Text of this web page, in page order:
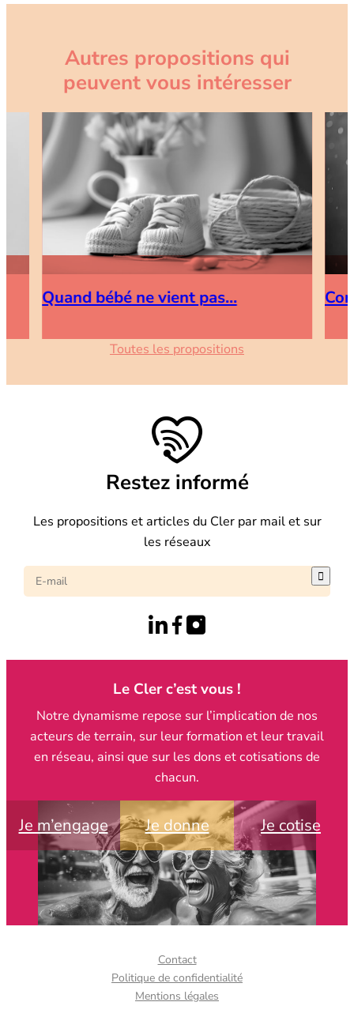
Autres propositions qui
peuvent vous intéresser
Quand bébé ne vient pas…
Toutes les propositions
Restez informé
Les propositions et articles du Cler par mail et sur
les réseaux

Le Cler c’est vous !
Notre dynamisme repose sur l’implication de nos
acteurs de terrain, sur leur formation et leur travail
en réseau, ainsi que sur les dons et cotisations de
chacun.
Je m’engage Je donne Je cotise
Contact
Politique de confidentialité
Mentions légales